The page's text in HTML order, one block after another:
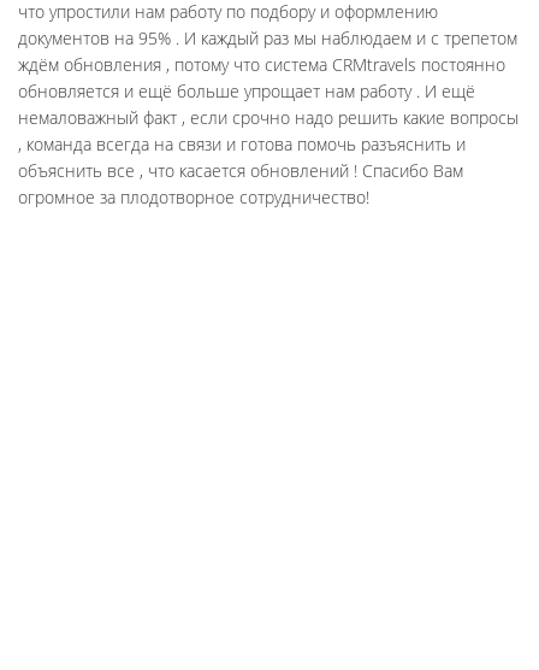
что упростили нам работу по подбору и оформлению
документов на 95% . И каждый раз мы наблюдаем и с трепетом
ждём обновления , потому что система CRMtravels постоянно
обновляется и ещё больше упрощает нам работу . И ещё
немаловажный факт , если срочно надо решить какие вопросы
, команда всегда на связи и готова помочь разъяснить и
объяснить все , что касается обновлений ! Спасибо Вам
огромное за плодотворное сотрудничество!